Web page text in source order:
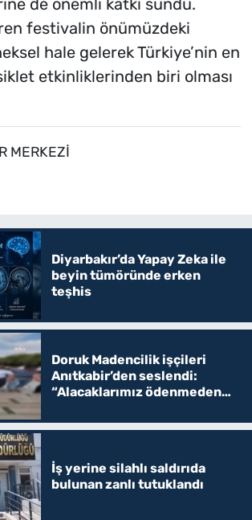
de önemli katkı sundu.
festivalin önümüzdeki
hale gelerek Türkiye’nin en
etkinliklerinden biri olması
MERKEZİ
Diyarbakır’da Yapay Zeka ile
beyin tümöründe erken
teşhis
Doruk Madencilik işçileri
Anıtkabir’den seslendi:
“Alacaklarımız ödenmeden
İş yerine silahlı saldırıda
bulunan zanlı tutuklandı